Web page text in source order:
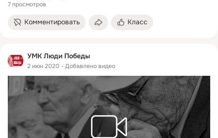
7 просмотров
Комментировать Класс
УМК Люди Победы
2 июн 2020 Добавлено видео